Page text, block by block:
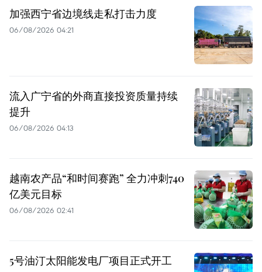
加强西宁省边境线走私打击力度
06/08/2026 04:21
流入广宁省的外商直接投资质量持续
提升
06/08/2026 04:13
越南农产品“和时间赛跑” 全力冲刺740
亿美元目标
06/08/2026 02:41
5号油汀太阳能发电厂项目正式开工